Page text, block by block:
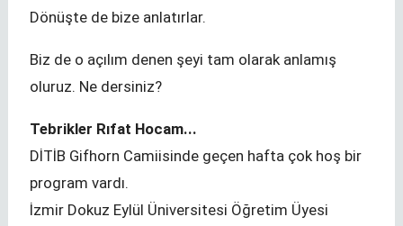
Dönüşte de bize anlatırlar.
Biz de o açılım denen şeyi tam olarak anlamış
oluruz. Ne dersiniz?
Tebrikler Rıfat Hocam...
DİTİB Gifhorn Camiisinde geçen hafta çok hoş bir
program vardı.
İzmir Dokuz Eylül Üniversitesi Öğretim Üyesi